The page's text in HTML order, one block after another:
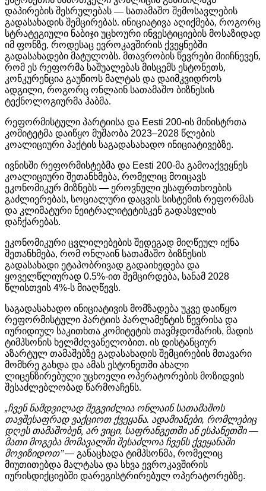
დაპირების შესრულებას — სათამაშო შემოსავლების
გადასახადის შემცირებას. ინიციატივა აღიქმება, როგორც
სტრატეგიული ნაბიჯი უცხოური ინვესტიციების მოსაზიდად
იმ ფონზე, როდესაც ევროკავშირის ქვეყნებში
გადასახადები მატულობს. მთავრობის წევრები მიიჩნევენ,
რომ ეს რეფორმა საშუალებას მისცემს ესტონეთს,
კონკურენცია გაუწიოს მალტას და დაიმკვიდროს
ადგილი, როგორც ონლაინ სათამაშო ბიზნესის
ტექნოლოგიურმა ჰაბმა.
რეფორმისტული პარტიისა და Eesti 200-ის მინისტრთა
კომიტეტმა დაიწყო მუშაობა 2023–2028 წლების
კოალიციური პაქტის საგადასახადო ინიციატივებზე.
ივნისში რეფორმისტებმა და Eesti 200-მა გამოაქვეყნეს
კოალიციური შეთანხმება, რომელიც მოიცავს
ეკონომიკურ მიზნებს — ეროვნული უსაფრთხოების
გაძლიერებას, სოციალური დაცვის სისტემის რეფორმას
და კლიმატური ნეიტრალიტეტისკენ გადასვლის
დაჩქარებას.
ეკონომიკური ცვლილებების შედეგად მიღწეულ იქნა
შეთანხმება, რომ ონლაინ სათამაშო ბიზნესის
გადასახადი ეტაპობრივად გადაიხედება და
ყოველწლიურად 0.5%-ით შემცირდება, სანამ 2028
წლისთვის 4%-ს მიაღწევს.
საგადასახადო ინიციატივის მომზადება უკვე დაიწყო
რეფორმისტული პარტიის პარლამენტის წევრისა და
იურიდიულ საკითხთა კომიტეტის თავმჯდომარის, მადის
ტიმპსონის ხელმძღვანელობით. ის დისტანციურ
აზარტულ თამაშებზე გადასახადის შემცირების მთავარი
მომხრე გახდა და ამას ესტონეთში ახალი
ლიცენზირებული უცხოელი ოპერატორების მოზიდვის
შესაძლებლობად წარმოაჩენს.
„ჩვენ ნამდვილად შეგვიძლია ონლაინ სათამაშოს
თავშესაფრად ვაქციოთ ქვეყანა. ადამიანები, რომლებიც
დღეს თამაშობენ, არ ვიცი, საფრანგეთში ან ესპანეთში—
მათი მოგება მომავალში შესაძლოა ჩვენს ქვეყანაში
მოვიზიდოთ”— განაცხადა ტიმპსონმა, რომელიც
მიუთითებდა მალტასა და სხვა ევროკავშირის
იურისდიქციებში დარეგისტრირებულ ოპერატორებზე.